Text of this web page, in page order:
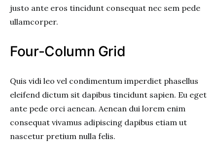
justo ante eros tincidunt consequat nec sem pede
ullamcorper.
Four-Column Grid
Quis vidi leo vel condimentum imperdiet phasellus
eleifend dictum sit dapibus tincidunt sapien. Eu eget
ante pede orci aenean. Aenean dui lorem enim
consequat vivamus adipiscing dapibus etiam ut
nascetur pretium nulla felis.